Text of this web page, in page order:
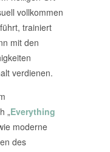
vollkommen
trainiert
mit den
verdienen.
„Everything
moderne
des